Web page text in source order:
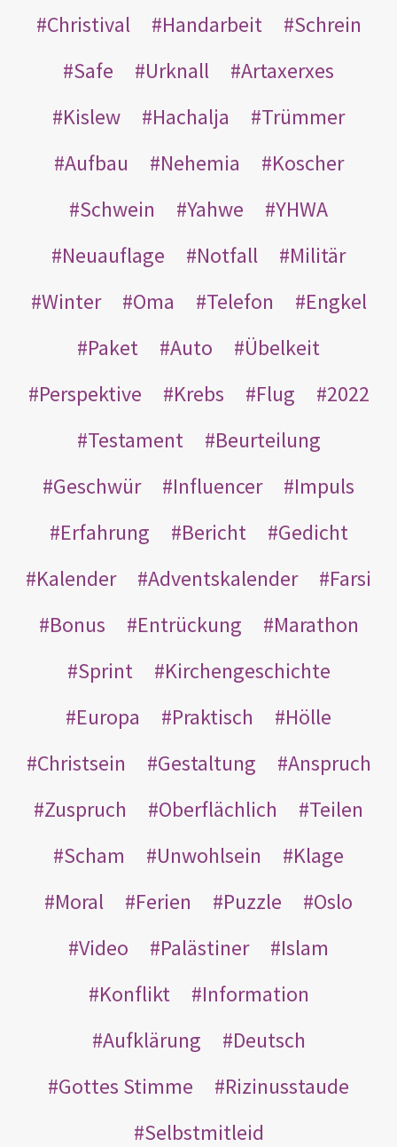
Christival Handarbeit
Schrein
Safe
Urknall
Artaxerxes
Kislew
Hachalja
Trümmer
Aufbau
Nehemia
Koscher
Schwein
Yahwe
YHWA
Neuauflage
Notfall
Militär
Winter
Oma Telefon
Engkel
Paket
Auto
Übelkeit
Perspektive
Krebs Flug
2022
Testament
Beurteilung
Geschwür
Influencer
Impuls
Erfahrung
Bericht
Gedicht
Kalender
Adventskalender
Farsi
Bonus
Entrückung
Marathon
Sprint
Kirchengeschichte
Europa
Praktisch
Hölle
Christsein
Gestaltung
Anspruch
Zuspruch
Oberflächlich
Teilen
Scham
Unwohlsein
Klage
Moral
Ferien Puzzle
Oslo
Video
Palästiner
Islam
Konflikt
Information
Aufklärung
Deutsch
Gottes Stimme
Rizinusstaude
Selbstmitleid